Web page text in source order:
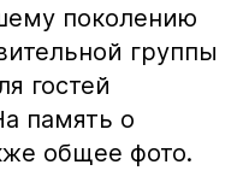
поколению
группы
гостей
память о
общее фото.